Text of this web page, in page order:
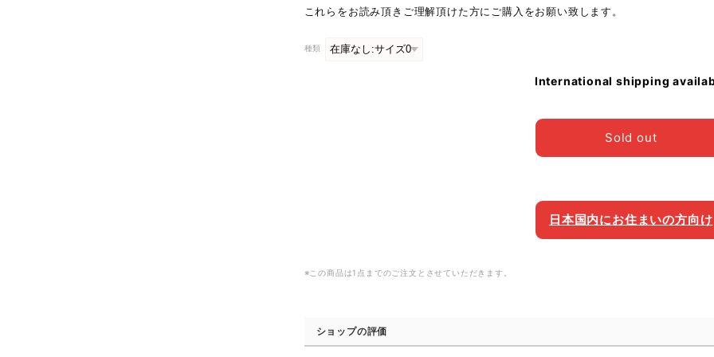
これらをお読み頂きご理解頂けた方にご購入をお願い致します。
種類
International shipping
Sold out
日本国内にお住まいの方向け
※この商品は1点までのご注文とさせていただきます。
ショップの評価